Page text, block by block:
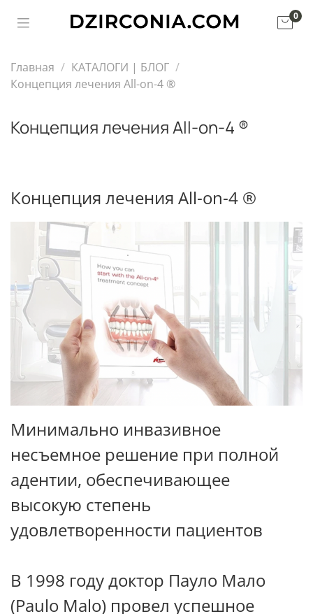
0
Главная
КАТАЛОГИ | БЛОГ
Концепция лечения All-on-4 ®
Концепция лечения All-on-4 ®
Концепция лечения All-on-4 ®
Минимально инвазивное
несъемное решение при полной
адентии, обеспечивающее
высокую степень
удовлетворенности пациентов
В 1998 году доктор Пауло Мало
(Paulo Malo) провел успешное